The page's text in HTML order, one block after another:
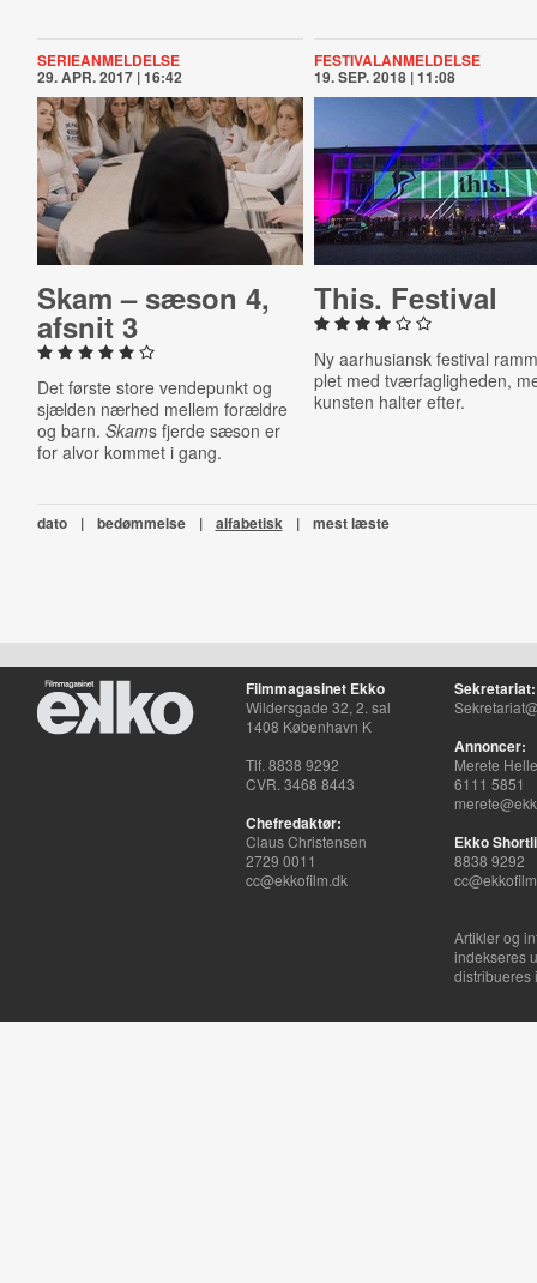
SERIEANMELDELSE
29. APR. 2017 | 16:42
Skam – sæson 4,
afsnit 3
Det første store vendepunkt og
sjælden nærhed mellem forældre
og barn. Skams fjerde sæson er
for alvor kommet i gang.
FESTIVALANMELDELSE
19. SEP. 2018 | 11:08
This. Festival
Ny aarhusiansk festival
plet med tværfagligheden,
kunsten halter efter.
dato | bedømmelse | alfabetisk | mest læste
Filmmagasinet Ekko
Wildersgade 32, 2. sal
1408 København K
Tlf. 8838 9292
CVR. 3468 8443
Chefredaktør:
Claus Christensen
2729 0011
cc@ekkofilm.dk
Sekretariat:
Annoncer:
Merete
6111 5851
Ekko
8838 9292
Artikler og
indekseres
distribueres